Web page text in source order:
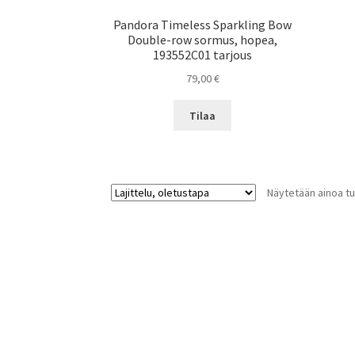
Pandora Timeless Sparkling Bow
Double-row sormus, hopea,
193552C01 tarjous
79,00€
Tilaa
Näytetään ainoa